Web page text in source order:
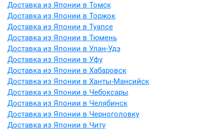
Доставка из Японии в Томск
Доставка из Японии в Торжок
Доставка из Японии в Туапсе
Доставка из Японии в Тюмень
Доставка из Японии в Улан-Удэ
Доставка из Японии в Уфу
Доставка из Японии в Хабаровск
Доставка из Японии в Ханты-Мансийск
Доставка из Японии в Чебоксары
Доставка из Японии в Челябинск
Доставка из Японии в Черноголовку
Доставка из Японии в Читу